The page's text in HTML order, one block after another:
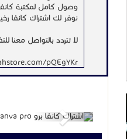
وصول كامل لمكتبة
نوفر لك اشتراك
لا تتردد بالتواصل معنا
pQEgYKr
Next